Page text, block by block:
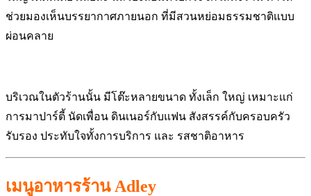
ช่วยมองเห็นบรรยากาศภายนอก ที่มีสวนหย่อมธรรมชาติแบบ
ผ่อนคลาย
บริเวณในตัวร้านนั้น มีโต๊ะหลายขนาด ทั้งเล็ก ใหญ่ เหมาะแก่
การมาปาร์ตี้ นัดเพื่อน ดินเนอร์กับแฟน สังสรรค์กับครอบครัว
รับรอง ประทับใจทั้งการบริการ และ รสชาติอาหาร
เมนูอาหารร้าน Adley